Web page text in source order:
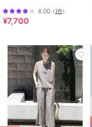
4.00 （1件）
¥7,700